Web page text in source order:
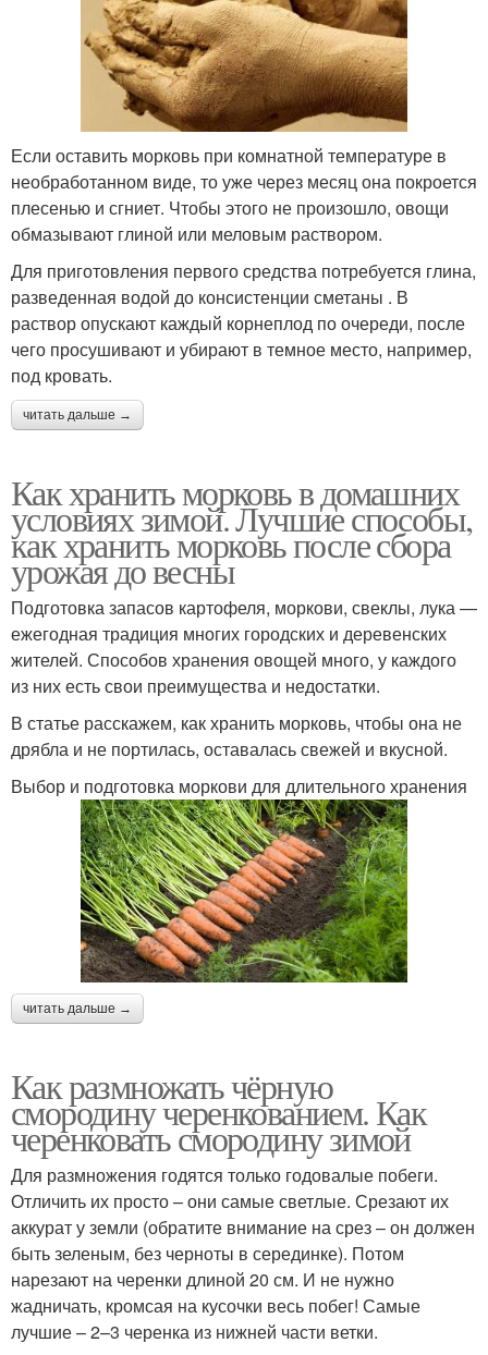
Если оставить морковь при комнатной температуре в
необработанном виде, то уже через месяц она покроется
плесенью и сгниет. Чтобы этого не произошло, овощи
обмазывают глиной или меловым раствором.
Для приготовления первого средства потребуется глина,
разведенная водой до консистенции сметаны . В
раствор опускают каждый корнеплод по очереди, после
чего просушивают и убирают в темное место, например,
под кровать.
читать дальше →
Как хранить морковь в домашних
условиях зимой. Лучшие способы,
как хранить морковь после сбора
урожая до весны
Подготовка запасов картофеля, моркови, свеклы, лука —
ежегодная традиция многих городских и деревенских
жителей. Способов хранения овощей много, у каждого
из них есть свои преимущества и недостатки.
В статье расскажем, как хранить морковь, чтобы она не
дрябла и не портилась, оставалась свежей и вкусной.
Выбор и подготовка моркови для длительного хранения
читать дальше →
Как размножать чёрную
смородину черенкованием. Как
черенковать смородину зимой
Для размножения годятся только годовалые побеги.
Отличить их просто – они самые светлые. Срезают их
аккурат у земли (обратите внимание на срез – он должен
быть зеленым, без черноты в серединке). Потом
нарезают на черенки длиной 20 см. И не нужно
жадничать, кромсая на кусочки весь побег! Самые
лучшие – 2–3 черенка из нижней части ветки.